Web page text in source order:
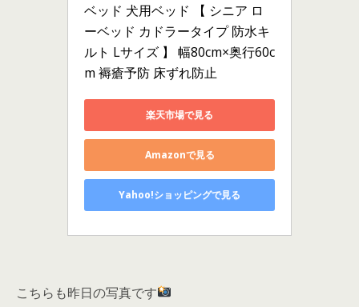
ベッド 犬用ベッド 【 シニア ロ
ーベッド カドラータイプ 防水キ
ルト Lサイズ 】 幅80cm×奥行60c
m 褥瘡予防 床ずれ防止
楽天市場で見る
Amazonで見る
Yahoo!ショッピングで見る
こちらも昨日の写真です